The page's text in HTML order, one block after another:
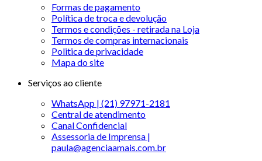
Formas de pagamento
Política de troca e devolução
Termos e condições - retirada na Loja
Termos de compras internacionais
Politica de privacidade
Mapa do site
Serviços ao cliente
WhatsApp | (21) 97971-2181
Central de atendimento
Canal Confidencial
Assessoria de Imprensa |
paula@agenciaamais.com.br